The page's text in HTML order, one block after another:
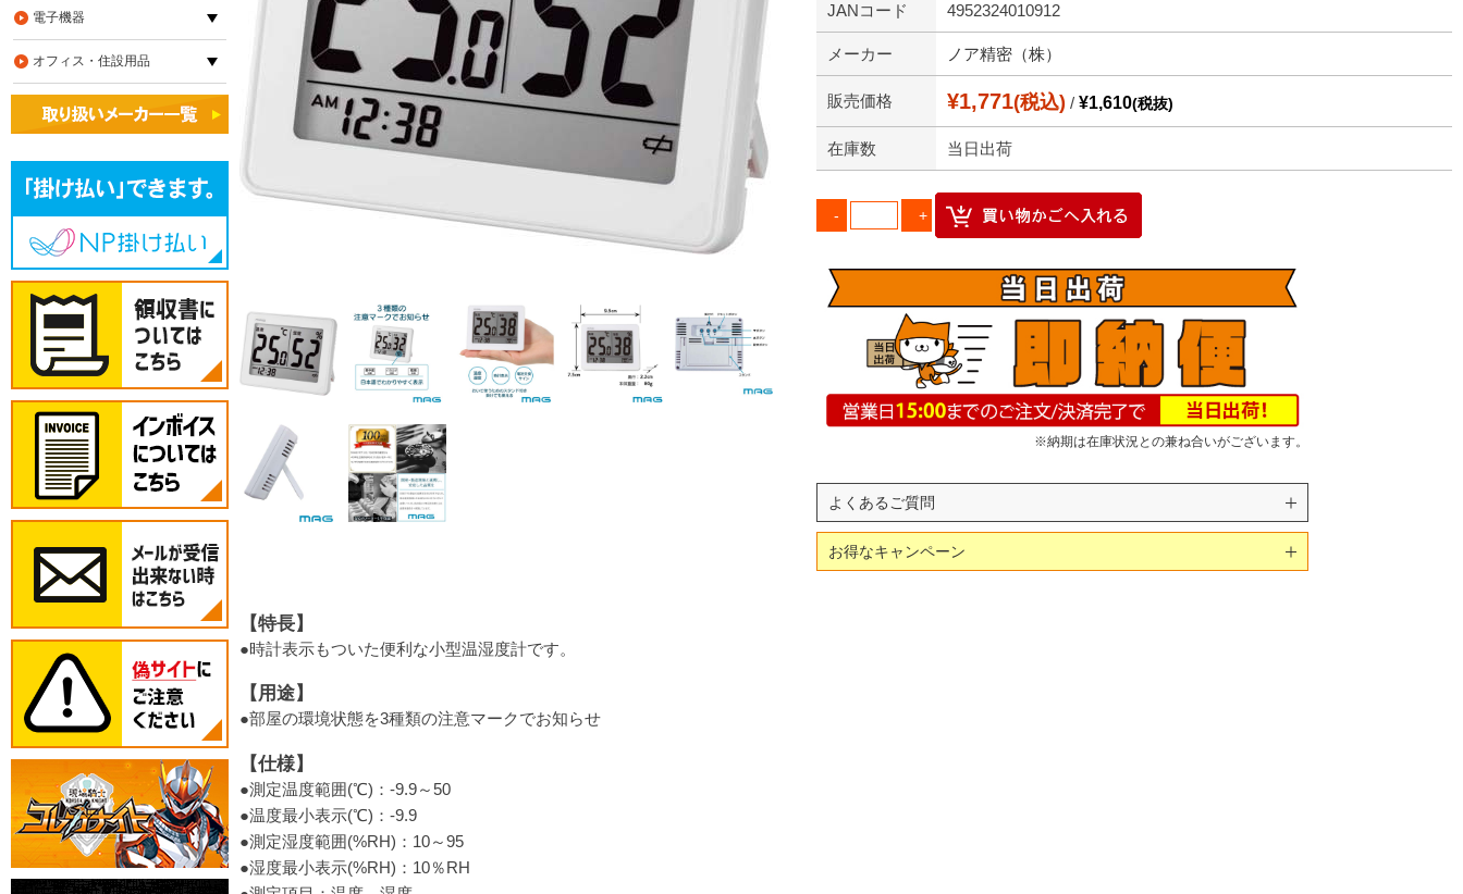
JANコード 4952324010912
メーカー ノア精密（株）
販売価格 ¥1,771(税込) / ¥1,610(税抜)
在庫数 当日出荷
※納期は在庫状況との兼ね合いがございます。
よくあるご質問
お得なキャンペーン
【特長】
●時計表示もついた便利な小型温湿度計です。
【用途】
●部屋の環境状態を3種類の注意マークでお知らせ
【仕様】
●測定温度範囲(℃)：-9.9～50
●温度最小表示(℃)：-9.9
●測定湿度範囲(%RH)：10～95
●湿度最小表示(%RH)：10％RH
電子機器
オフィス・住設用品